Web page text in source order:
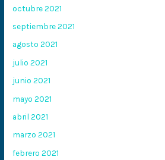
octubre 2021
septiembre 2021
agosto 2021
julio 2021
junio 2021
mayo 2021
abril 2021
marzo 2021
febrero 2021